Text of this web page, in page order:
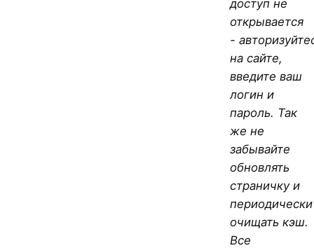
доступ не
открывается
-
на сайте,
введите ваш
логин и
пароль. Так
же не
забывайте
обновлять
страничку и
периодически
очищать кэш.
Все